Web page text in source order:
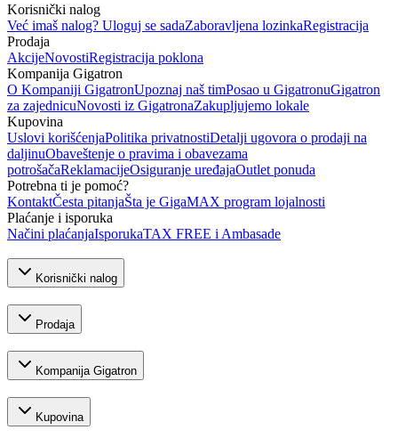
Korisnički nalog
Već imaš nalog? Uloguj se sadaZaboravljena lozinkaRegistracija
Prodaja
AkcijeNovostiRegistracija poklona
Kompanija Gigatron
O Kompaniji GigatronUpoznaj naš timPosao u GigatronuGigatron
za zajednicuNovosti iz GigatronaZakupljujemo lokale
Kupovina
Uslovi korišćenjaPolitika privatnostiDetalji ugovora o prodaji na
daljinuObaveštenje o pravima i obavezama
potrošačaReklamacijeOsiguranje uređajaOutlet ponuda
Potrebna ti je pomoć?
KontaktČesta pitanjaŠta je GigaMAX program lojalnosti
Plaćanje i isporuka
Načini plaćanjaIsporukaTAX FREE i Ambasade
Korisnički nalog
Prodaja
Kompanija Gigatron
Kupovina